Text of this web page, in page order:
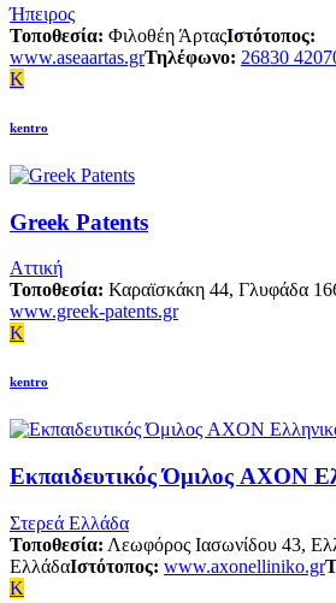
Ήπειρος
Τοποθεσία: Φιλοθέη ΆρταςΙστότοπος:
www.aseaartas.grΤηλέφωνο: 26830
K
kentro
Greek Patents
Αττική
Τοποθεσία: Καραϊσκάκη 44, Γλυφάδα
www.greek-patents.gr
K
kentro
Εκπαιδευτικός Όμιλος AXON
Στερεά Ελλάδα
Τοποθεσία: Λεωφόρος Ιασωνίδου 43,
ΕλλάδαΙστότοπος: www.axonelliniko.gr
K